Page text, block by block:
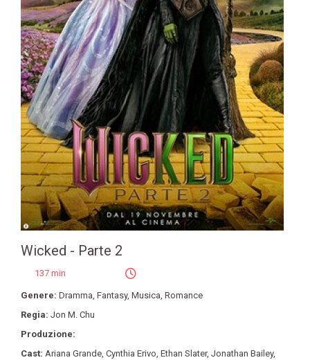
Wicked - Parte 2
137 min
Genere: Dramma, Fantasy, Musica, Romance
Regia: Jon M. Chu
Produzione:
Cast: Ariana Grande, Cynthia Erivo, Ethan Slater, Jonathan Bailey,